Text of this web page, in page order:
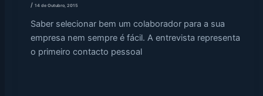
/14 de Outubro, 2015
Saber selecionar bem um colaborador para a sua
empresa nem sempre é fácil. A entrevista representa
o primeiro contacto pessoal